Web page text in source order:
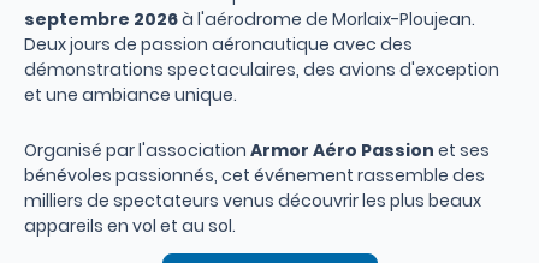
septembre 2026à l'aérodrome de Morlaix-Ploujean.
Deux jours de passion aéronautique avec des
démonstrations spectaculaires, des avions d'exception
et une ambiance unique.
Organisé par l'association Armor Aéro Passion et ses
bénévoles passionnés, cet événement rassemble des
milliers de spectateurs venus découvrir les plus beaux
appareils en vol et au sol.